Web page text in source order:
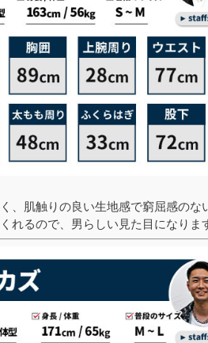
、肌触りの良い生地感で窮屈感のな
れるので、男らしい見た目になりま